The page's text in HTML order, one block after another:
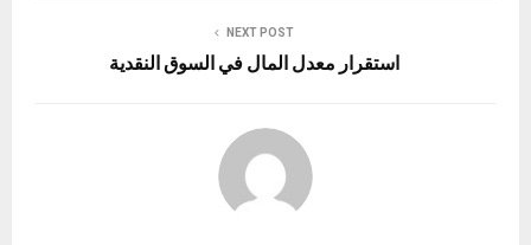
NEXT POST
استقرار معدل المال في السوق النقدية